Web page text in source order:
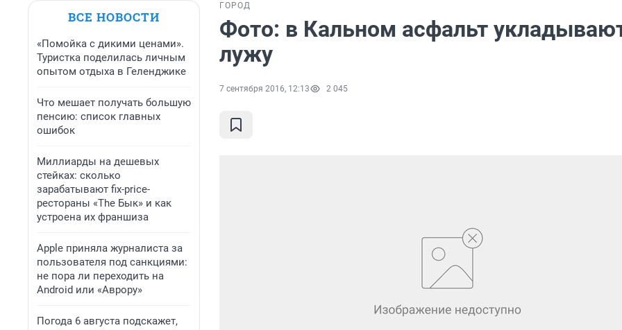
ВСЕ НОВОСТИ
«Помойка с дикими ценами».
Туристка поделилась личным
опытом отдыха в Геленджике
Что мешает получать большую
пенсию: список главных
ошибок
Миллиарды на дешевых
стейках: сколько
зарабатывают fix-price-
рестораны «The Бык» и как
устроена их франшиза
Apple приняла журналиста за
пользователя под санкциями:
не пора ли переходить на
Android или «Аврору»
Погода 6 августа подскажет,
ГОРОД
Фото: в Кальном асфальт
лужу
7 сентября 2016, 12:13 2 045